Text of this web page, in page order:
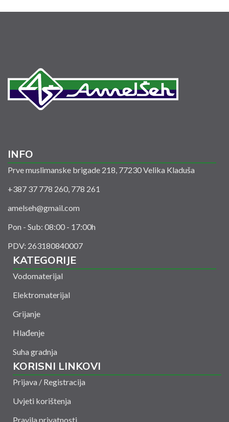
INFO
Prve muslimanske brigade 218, 77230 Velika Kladuša
+387 37 778 260, 778 261
amelseh@gmail.com
Pon - Sub: 08:00 - 17:00h
PDV: 263180840007
KATEGORIJE
Vodomaterijal
Elektromaterijal
Grijanje
Hlađenje
Suha gradnja
KORISNI LINKOVI
Prijava / Registracija
Uvjeti korištenja
Pravila privatnosti